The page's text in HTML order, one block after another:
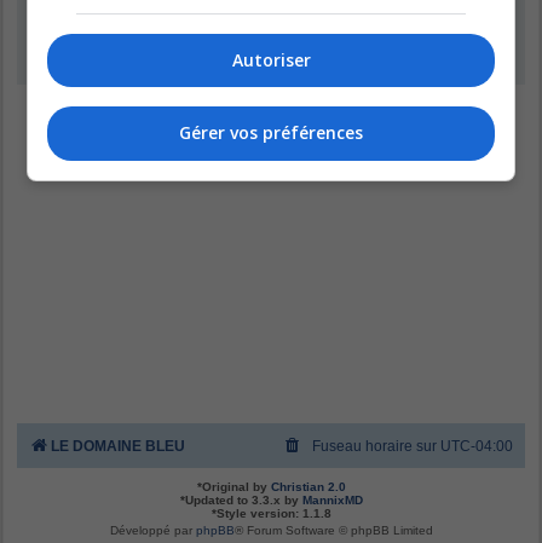
Inscription
LE DOMAINE BLEU Fuseau horaire sur UTC-04:00
*Original by Christian 2.0
*Updated to 3.3.x by MannixMD
*Style version: 1.1.8
Développé par phpBB® Forum Software © phpBB Limited
Autoriser
Gérer vos préférences